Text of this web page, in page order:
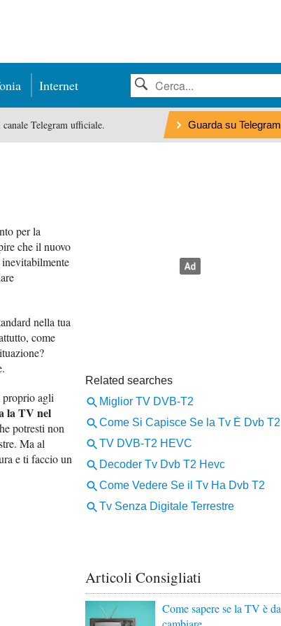
Internet
Telegram ufficiale. Guarda su Telegram
per la
che il nuovo
inevitabilmente
nella tua
come
proprio agli
la TV nel
potresti non
Ma al
e ti faccio un
Articoli Consigliati
Come sapere se la TV è da